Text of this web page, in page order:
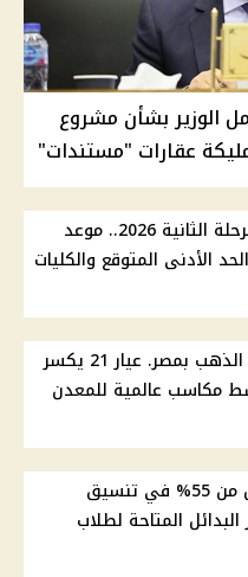
الوزير بشأن مشروع
عقارات "مستندات"
مؤشرات تنسيق المرحلة الثانية 2026.. موعد
الأدنى المتوقع والكليات
ارتفاع جديد بأسعار الذهب بمصر. عيار 21 يكسر
كليات ومعاهد تقبل من 55% في تنسيق
2026.. أبرز البدائل المتاحة لطلاب